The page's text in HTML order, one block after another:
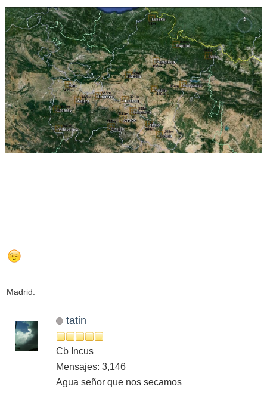
Madrid.
tatin
Cb Incus
Mensajes: 3,146
Agua señor que nos secamos